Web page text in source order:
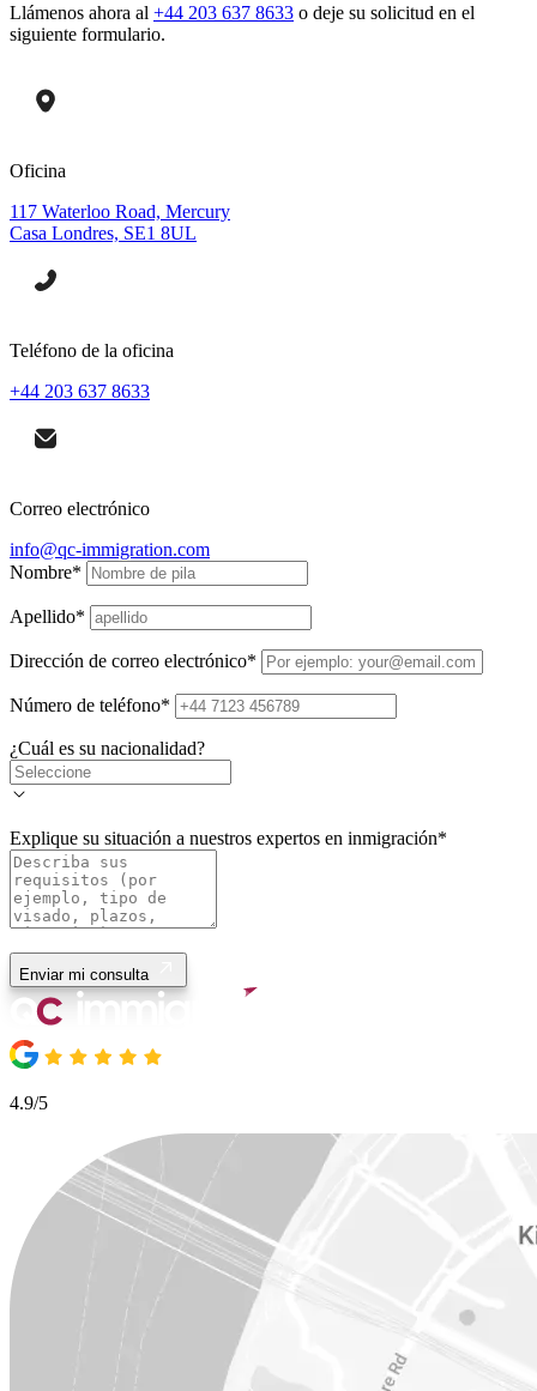
Llámenos ahora al +44 203 637 8633 o deje su solicitud en el
siguiente formulario.
Oficina
117 Waterloo Road, Mercury
Casa Londres, SE1 8UL
Teléfono de la oficina
+44 203 637 8633
Correo electrónico
info@qc-immigration.com
Nombre*
Apellido*
Dirección de correo electrónico*
Número de teléfono*
¿Cuál es su nacionalidad?
Explique su situación a nuestros expertos en inmigración*
Enviar mi consulta
4.9/5